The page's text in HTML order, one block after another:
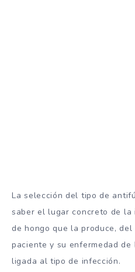
La selección del tipo de
saber el lugar concreto de
de hongo que la produce,
paciente y su enfermedad
ligada al tipo de infección.